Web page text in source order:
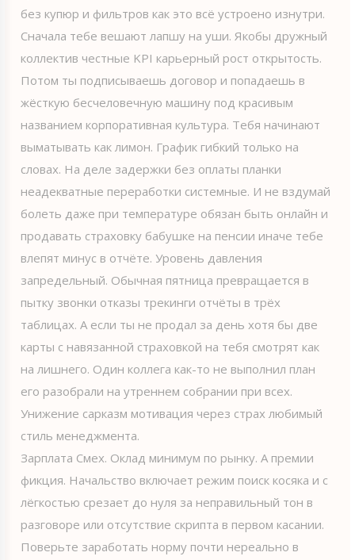
без купюр и фильтров как это всё устроено изнутри.
Сначала тебе вешают лапшу на уши. Якобы дружный
коллектив честные KPI карьерный рост открытость.
Потом ты подписываешь договор и попадаешь в
жёсткую бесчеловечную машину под красивым
названием корпоративная культура. Тебя начинают
выматывать как лимон. График гибкий только на
словах. На деле задержки без оплаты планки
неадекватные переработки системные. И не вздумай
болеть даже при температуре обязан быть онлайн и
продавать страховку бабушке на пенсии иначе тебе
влепят минус в отчёте. Уровень давления
запредельный. Обычная пятница превращается в
пытку звонки отказы трекинги отчёты в трёх
таблицах. А если ты не продал за день хотя бы две
карты с навязанной страховкой на тебя смотрят как
на лишнего. Один коллега как-то не выполнил план
его разобрали на утреннем собрании при всех.
Унижение сарказм мотивация через страх любимый
стиль менеджмента.
Зарплата Смех. Оклад минимум по рынку. А премии
фикция. Начальство включает режим поиск косяка и с
лёгкостью срезает до нуля за неправильный тон в
разговоре или отсутствие скрипта в первом касании.
Поверьте заработать норму почти нереально в